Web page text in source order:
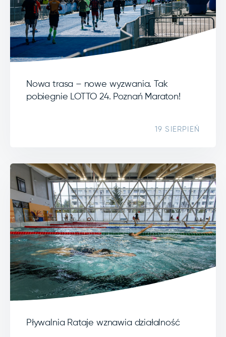
Nowa trasa – nowe wyzwania. Tak
pobiegnie LOTTO 24. Poznań Maraton!
19 SIERPIEŃ
Pływalnia Rataje wznawia działalność